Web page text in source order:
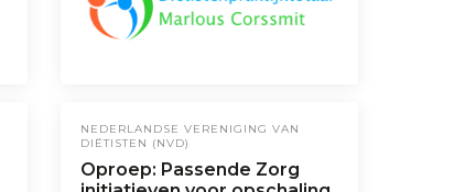
NEDERLANDSE VERENIGING VAN
DIËTISTEN (NVD)
Oproep: Passende Zorg